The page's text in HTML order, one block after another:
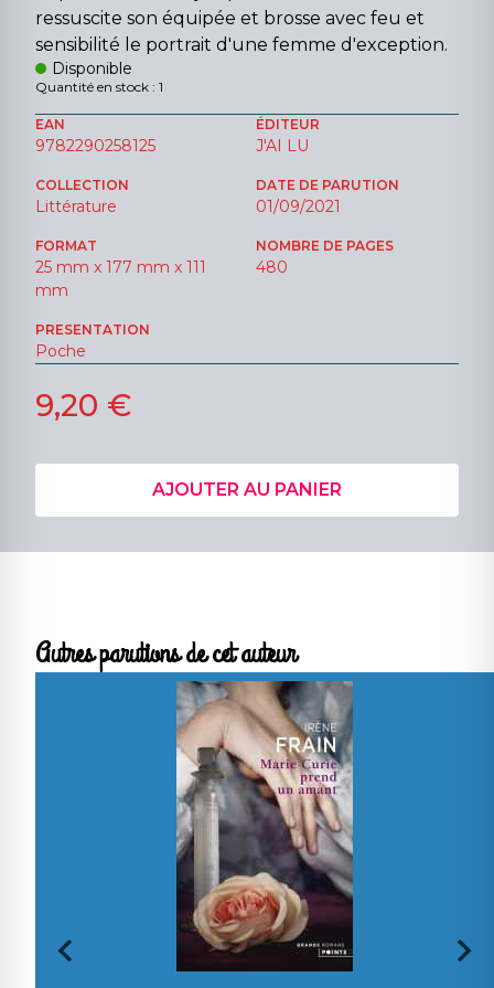
ressuscite son équipée et brosse avec feu et
sensibilité le portrait d'une femme d'exception.
Disponible
Quantité en stock : 1
EAN
9782290258125
ÉDITEUR
J'AI LU
COLLECTION
Littérature
DATE DE PARUTION
01/09/2021
FORMAT
25 mm x 177 mm x 111
mm
NOMBRE DE PAGES
480
PRESENTATION
Poche
9,20 €
AJOUTER AU PANIER
Autres parutions de cet auteur